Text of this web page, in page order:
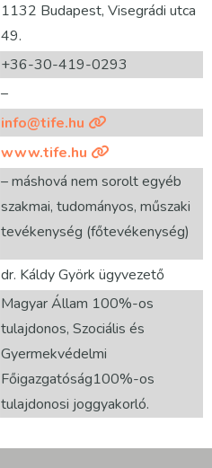
1132 Budapest, Visegrádi utca
49.
+36-30-419-0293
–
info@tife.hu
www.tife.hu
– máshová nem sorolt egyéb
szakmai, tudományos, műszaki
tevékenység (főtevékenység)
dr. Káldy Györk ügyvezető
Magyar Állam 100%-os
tulajdonos, Szociális és
Gyermekvédelmi
Főigazgatóság100%-os
tulajdonosi joggyakorló.